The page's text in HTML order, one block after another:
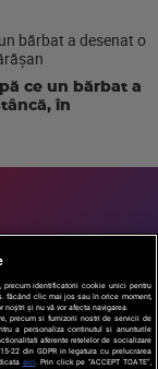
ce un bărbat a
în
S.A.
Termeni
Info Codul etic
identificatorii cookie unici pentru
făcând clic mai jos sau în orice moment,
și nu vă vor afecta navigarea.
precum si furnizorii nostri de servicii de
a personaliza continutul si anunturile
aferente retelelor de socializare
22 din GDPR in legatura cu prelucrarea
aici. Prin click pe “ACCEPT TOATE”,